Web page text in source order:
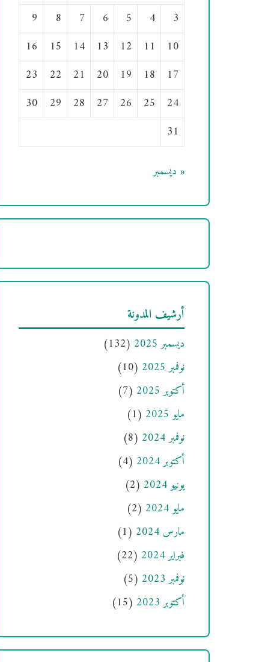
3
4
5
6
7
8
9
10
11
12
13
14
15
16
17
18
19
20
21
22
23
24
25
26
27
28
29
30
31
« ديسمبر
أرشيف المدونة
ديسمبر 2025
(132)
نوفمبر 2025
(10)
أكتوبر 2025
(7)
مايو 2025
(1)
نوفمبر 2024
(8)
أكتوبر 2024
(4)
يونيو 2024
(2)
مايو 2024
(2)
مارس 2024
(1)
فبراير 2024
(22)
نوفمبر 2023
(5)
أكتوبر 2023
(15)